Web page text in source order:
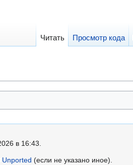
Читать Просмотр кода
в 16:43.
(если не указано иное).